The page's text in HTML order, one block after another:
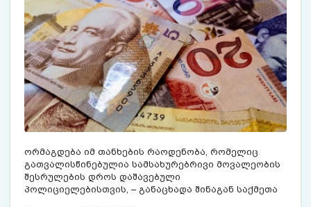
ორმაგდება იმ თანხების რაოდენობა, რომელიც
გათვალისწინებულია სამსახურებრივი მოვალეობის
შესრულების დროს დაშავებული
პოლიციელებისთვის, – განაცხადა შინაგან საქმეთა